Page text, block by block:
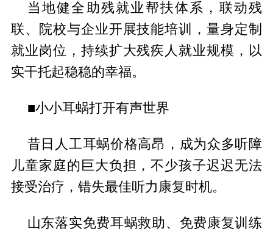
当地健全助残就业帮扶体系，联动残
联、院校与企业开展技能培训，量身定制
就业岗位，持续扩大残疾人就业规模，以
实干托起稳稳的幸福。
■小小耳蜗打开有声世界
昔日人工耳蜗价格高昂，成为众多听障
儿童家庭的巨大负担，不少孩子迟迟无法
接受治疗，错失最佳听力康复时机。
山东落实免费耳蜗救助、免费康复训练